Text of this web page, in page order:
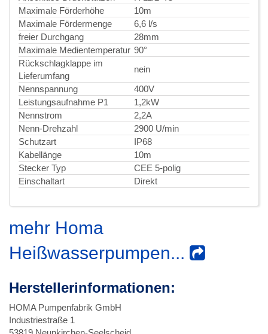
Maximale Förderhöhe
10m
Maximale Fördermenge
6,6 l/s
freier Durchgang
28mm
Maximale Medientemperatur 90°
Rückschlagklappe im
Lieferumfang
nein
Nennspannung
400V
Leistungsaufnahme P1
1,2kW
Nennstrom
2,2A
Nenn-Drehzahl
2900 U/min
Schutzart
IP68
Kabellänge
10m
Stecker Typ
CEE 5-polig
Einschaltart
Direkt
mehr Homa
Heißwasserpumpen...
Herstellerinformationen:
HOMA Pumpenfabrik GmbH
Industriestraße 1